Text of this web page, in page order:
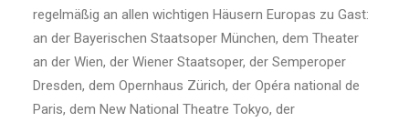
regelmäßig an allen wichtigen Häusern Europas zu Gast:
an der Bayerischen Staatsoper München, dem Theater
an der Wien, der Wiener Staatsoper, der Semperoper
Dresden, dem Opernhaus Zürich, der Opéra national de
Paris, dem New National Theatre Tokyo, der